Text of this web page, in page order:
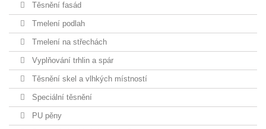
Těsnění fasád
Tmelení podlah
Tmelení na střechách
Vyplňování trhlin a spár
Těsnění skel a vlhkých místností
Speciální těsnění
PU pěny